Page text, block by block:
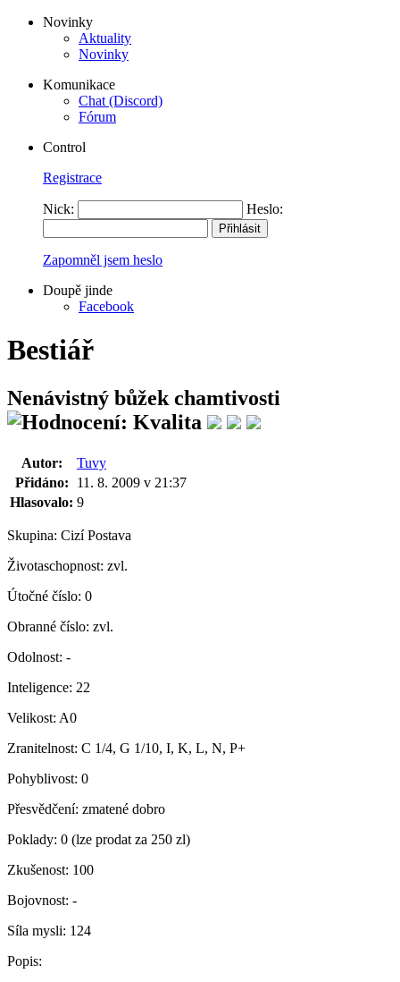
Novinky
Aktuality
Novinky
Komunikace
Chat (Discord)
Fórum
Control
Registrace
Nick: Heslo:
Zapomněl jsem heslo
Doupě jinde
Facebook
Bestiář
Nenávistný bůžek chamtivosti
Autor:
Tuvy
Přidáno:
11. 8. 2009 v 21:37
Hlasovalo: 9
Skupina: Cizí Postava
Životaschopnost: zvl.
Útočné číslo: 0
Obranné číslo: zvl.
Odolnost: -
Inteligence: 22
Velikost: A0
Zranitelnost: C 1/4, G 1/10, I, K, L, N, P+
Pohyblivost: 0
Přesvědčení: zmatené dobro
Poklady: 0 (lze prodat za 250 zl)
Zkušenost: 100
Bojovnost: -
Síla mysli: 124
Popis: